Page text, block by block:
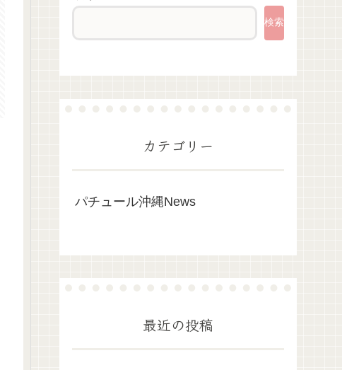
検索
カテゴリー
パチュール沖縄News
最近の投稿